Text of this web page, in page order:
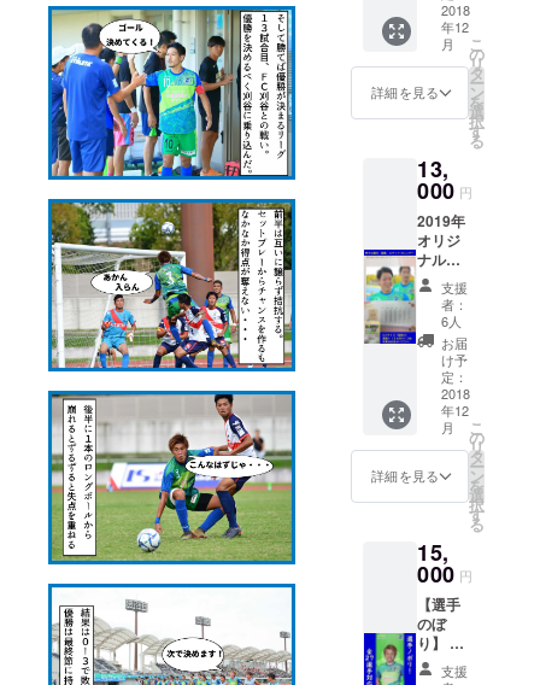
綿100％
普段着
でも着
れるデ
ザイン
ンは多
少変更
となる
場合が
ござい
ます。
※ご希望
のサイ
ズと色
は備考
欄にご
記入下
さい。
鈴鹿ア
ンリミ
テッド
からの
お礼の
お手紙
②定価
円相当
のグッ
ズの詰
め合わ
せ
（2018
シーズ
ン以前
のグッ
ズも含
まれる
場合が
ござい
ます）
実際に
発送さ
れる
る場合
がござ
いま
す。
2018
年12
月
詳細を見る
こ
の
リ
タ
ー
ン
を
選
択
す
る
13,
000 円
2019年
オリジ
ナルカ
レン
ダー
A3サイ
ズ 13枚
（表紙
＋12カ
月） 全
27選
手、辛
島監
督、高
田コー
チ、近
監督、
山岡社
長、吉
田常務
からお
選びく
ださ
支援
者：
6人
お届
け予
定：
2018
年12
月
詳細を見る
こ
の
リ
タ
ー
ン
を
選
択
す
る
15,
000 円
【選手
のぼ
り】 下
記2点を
支援